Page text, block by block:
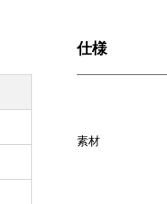
仕様
素材